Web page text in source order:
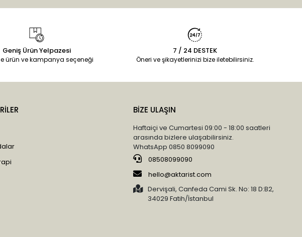
Geniş Ürün Yelpazesi
ürün ve kampanya seçeneği
7 / 24 DESTEK
Öneri ve şikayetlerinizi bize iletebilirsiniz.
BİZE ULAŞIN
Haftaiçi ve Cumartesi 09:00 - 18:00 saatleri
arasında bizlere ulaşabilirsiniz.
WhatsApp 0850 8099090
08508099090
hello@aktarist.com
Dervişali, Canfeda Cami Sk. No: 18 D:B2,
34029 Fatih/İstanbul